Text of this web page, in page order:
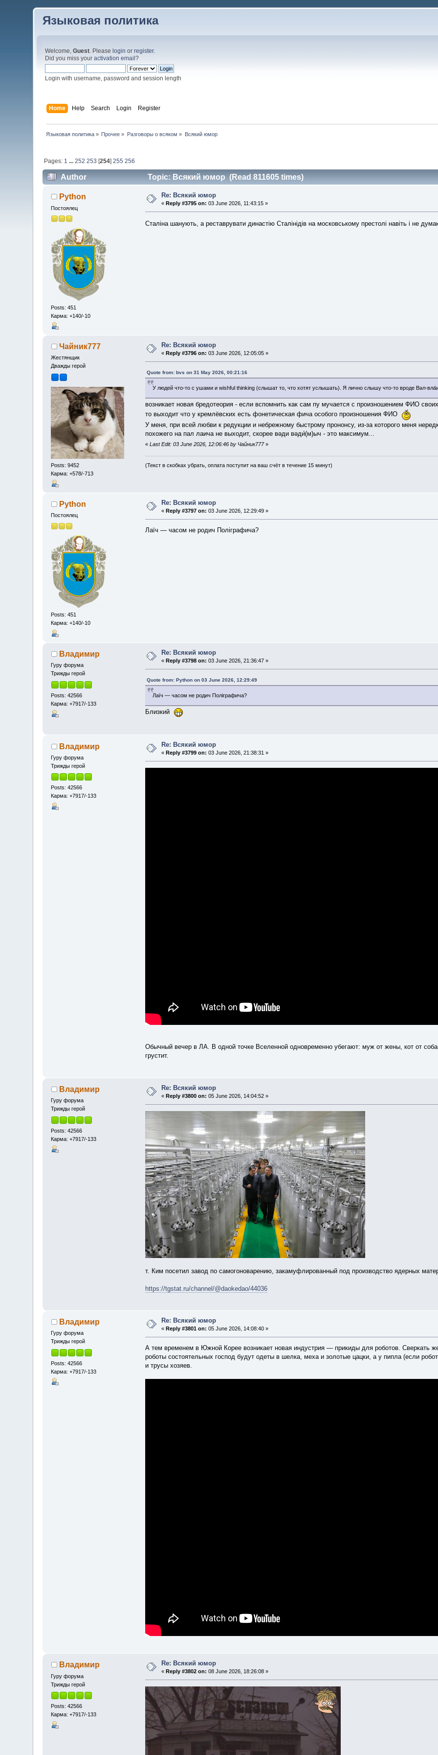
Языковая политика
Welcome,Guest. Please login orregister.
Did you miss youractivation email?
Login with username, password and session length
Home Help Search Login Register
Языковая политика» Прочее » Разговоры о всяком » Всякий юмор
Pages: 1 ... 252 253 [254] 255 256
Author Topic: Всякий юмор (Read 811605 times)
Python
Постоялец
Posts: 451
Карма: +140/-10
Re: Всякий юмор
« Reply #3795 on: 03 June 2026, 11:43:15 »
Сталіна шанують, а реставрувати династію Сталінідів на московському престолі навіть і не
Чайник777
Жестянщик
Дважды герой
Posts: 9452
Карма: +578/-713
Re: Всякий юмор
« Reply #3796 on: 03 June 2026, 12:05:05 »
Quote from: bvs on 31 May 2026, 00:21:16
У людей что-то с ушами и wishful thinking (слышат то, что хотят услышать). Я лично слышу что-то вроде Вəл-
возникает новая бредотеория - если вспомнить как сам пу мучается с произношением ФИО
то выходит что у кремлёвских есть фонетическая фича особого произношения ФИО
У меня, при всей любви к редукции и небрежному быстрому прононсу, из-за которого меня
похожего на пал лаича не выходит, скорее вəди вəди́(м)ыч - это максимум...
«Last Edit: 03 June 2026, 12:06:46 by Чайник777»
(Текст в скобках убрать, оплата поступит на ваш счёт в течение 15 минут)
Python
Постоялец
Posts: 451
Карма: +140/-10
Re: Всякий юмор
« Reply #3797 on: 03 June 2026, 12:29:49 »
Лаїч — часом не родич Поліграфича?
Владимир
Гуру форума
Трижды герой
Posts: 42566
Карма: +7917/-133
Re: Всякий юмор
« Reply #3798 on: 03 June 2026, 21:36:47 »
Quote from: Python on 03 June 2026, 12:29:49
Лаїч — часом не родич Поліграфича?
Близкий
Владимир
Гуру форума
Трижды герой
Posts: 42566
Карма: +7917/-133
Re: Всякий юмор
« Reply #3799 on: 03 June 2026, 21:38:31 »
Обычный вечер в ЛА. В одной точке Вселенной одновременно убегают: муж от жены, кот от
грустит.
Владимир
Гуру форума
Трижды герой
Posts: 42566
Карма: +7917/-133
Re: Всякий юмор
« Reply #3800 on: 05 June 2026, 14:04:52 »
т. Ким посетил завод по самогоноварению, закамуфлированный под производство ядерных
https://tgstat.ru/channel/@daokedao/44036
Владимир
Гуру форума
Трижды герой
Posts: 42566
Карма: +7917/-133
Re: Всякий юмор
« Reply #3801 on: 05 June 2026, 14:08:40 »
А тем временем в Южной Корее возникает новая индустрия — прикиды для роботов. Сверкать
роботы состоятельных господ будут одеты в шелка, меха и золотые цацки, а у пипла (если
и трусы хозяев.
Владимир
Гуру форума
Трижды герой
Posts: 42566
Карма: +7917/-133
Re: Всякий юмор
« Reply #3802 on: 08 June 2026, 18:26:08 »